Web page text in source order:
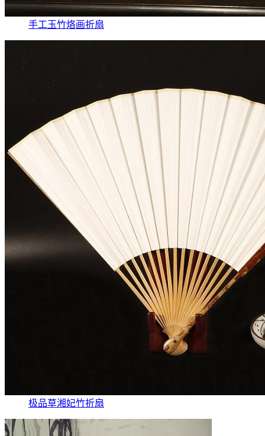
手工玉竹烙画折扇
极品草湘妃竹折扇